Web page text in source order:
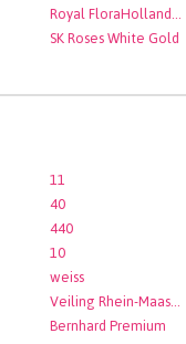
Royal FloraHolland Aalsmeer
SK Roses White Gold
11
40
440
10
weiss
Veiling Rhein-Maas GmbH & Co. KG
Bernhard Premium